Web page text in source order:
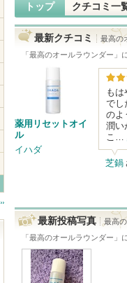
トップ クチコミ一
最新クチコミ
最高の
「最高のオールラウンダー 」
薬用リセットオイ
ル
イハダ
も
でし
のよ
潤い
こ…
芝鍋
最新投稿写真
最高
「最高のオールラウンダー 」